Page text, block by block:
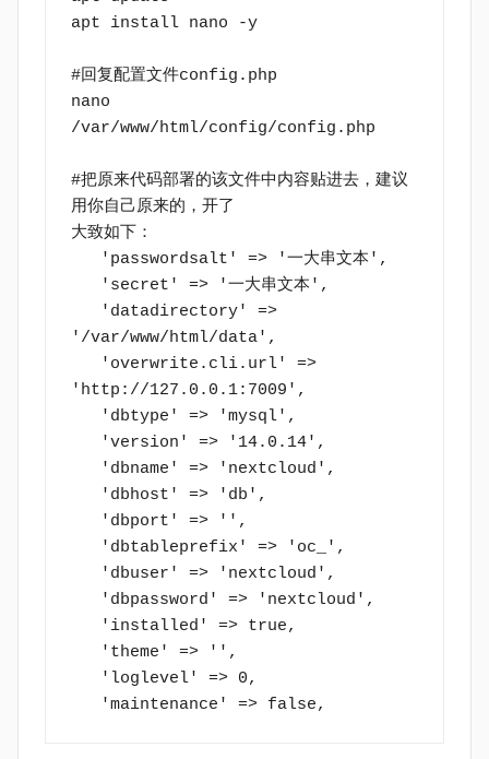
apt install nano -y
#回复配置文件config.php
nano
/var/www/html/config/config.php
#把原来代码部署的该文件中内容贴进去，建议
用你自己原来的，开了
大致如下：
   'passwordsalt' => '一大串文本',
   'secret' => '一大串文本',
'/var/www/html/data',
'http://127.0.0.1:7009',
   'dbtype' => 'mysql',
   'version' => '14.0.14',
   'dbname' => 'nextcloud',
   'dbhost' => 'db',
   'dbport' => '',
   'dbtableprefix' => 'oc_',
   'dbuser' => 'nextcloud',
   'dbpassword' => 'nextcloud',
   'installed' => true,
   'theme' => '',
   'loglevel' => 0,
   'maintenance' => false,